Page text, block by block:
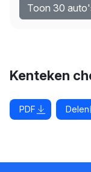
Toon 30
Kenteken
PDF Delen